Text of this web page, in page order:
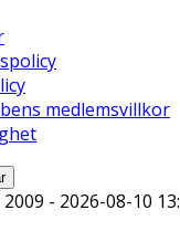
medlemsvillkor
- 2026-08-10